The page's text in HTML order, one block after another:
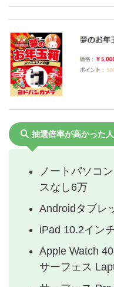
抽選倍率が高かった
ノートパソコ
スなし6万
Androidタブレ
iPad 10.2イン
Apple Watch
サーフェス